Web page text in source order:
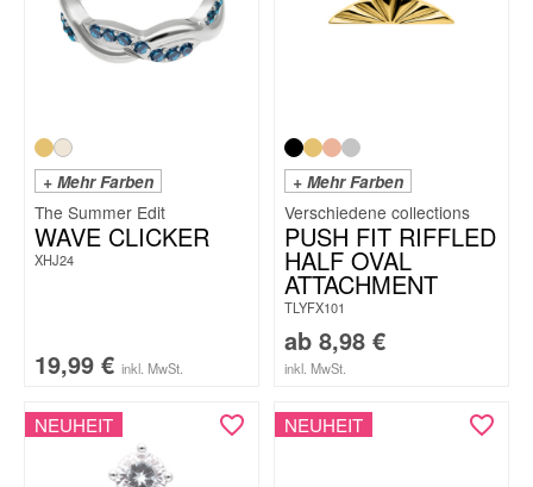
+ Mehr Farben
The Summer Edit
WAVE CLICKER
XHJ24
19,99 € inkl. MwSt.
+ Mehr Farben
PUSH FIT RIFFLED
HALF OVAL
ATTACHMENT
TLYFX101
ab 8,98 €
inkl. MwSt.
NEUHEIT NEUHEIT